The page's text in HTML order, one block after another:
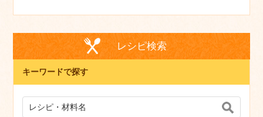
レシピ検索
キーワードで探す